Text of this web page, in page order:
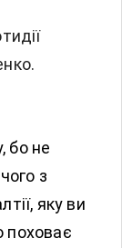
бо не
з
яку ви
поховає